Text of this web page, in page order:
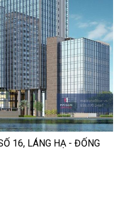
16, LÁNG HẠ - ĐỐNG